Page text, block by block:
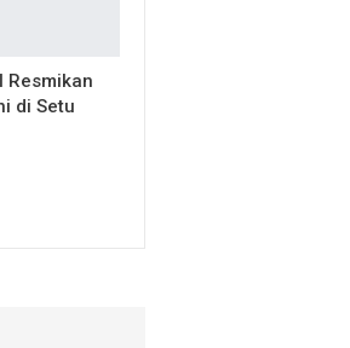
Resmikan
di Setu